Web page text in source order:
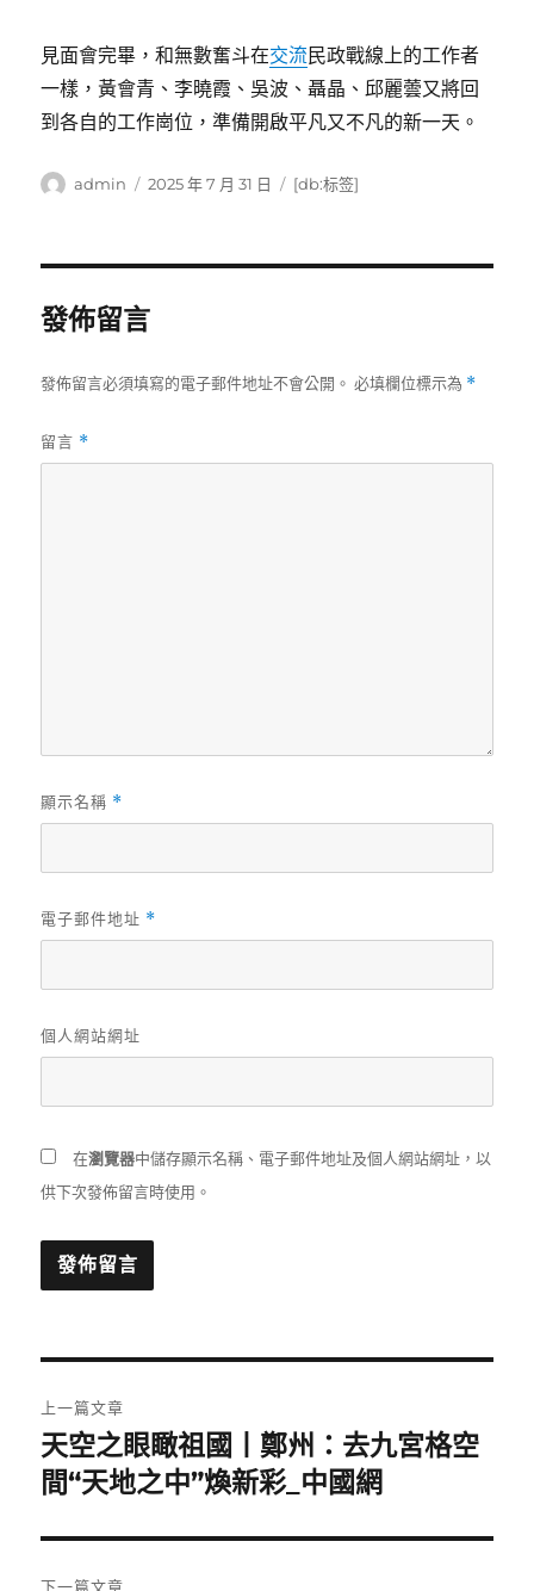
見面會完畢，和無數奮斗在交流民政戰線上的工作者
一樣，黃會青、李曉霞、吳波、聶晶、邱麗蕓又將回
到各自的工作崗位，準備開啟平凡又不凡的新一天。
作
admin
發
2025 年 7 月 31 日
標
[db:标签]
發佈留言
發佈留言必須填寫的電子郵件地址不會公開。 必填欄位標示為 *
留言 *
顯示名稱 *
電子郵件地址 *
個人網站網址
在瀏覽器中儲存顯示名稱、電子郵件地址及個人網站網址，以
供下次發佈留言時使用。
章
導
覽
上一篇文章
上
一
文
章:
天空之眼瞰祖國丨鄭州：去九宮格空
間“天地之中”煥新彩_中國網
下一篇文章